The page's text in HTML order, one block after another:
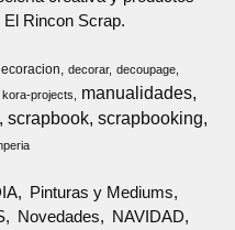
Rincon Scrap.
decorar
decoupage
kora-projects manualidades
scrapbook scrapbooking
Pinturas y Mediums
Novedades
NAVIDAD